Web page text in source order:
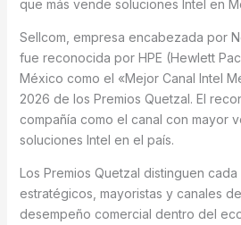
que más vende soluciones Intel en
Sellcom, empresa encabezada por
fue reconocida por HPE (Hewlett
México como el «Mejor Canal Intel
2026 de los Premios Quetzal. El
compañía como el canal con mayor
soluciones Intel en el país.
Los Premios Quetzal distinguen
estratégicos, mayoristas y canales
desempeño comercial dentro del